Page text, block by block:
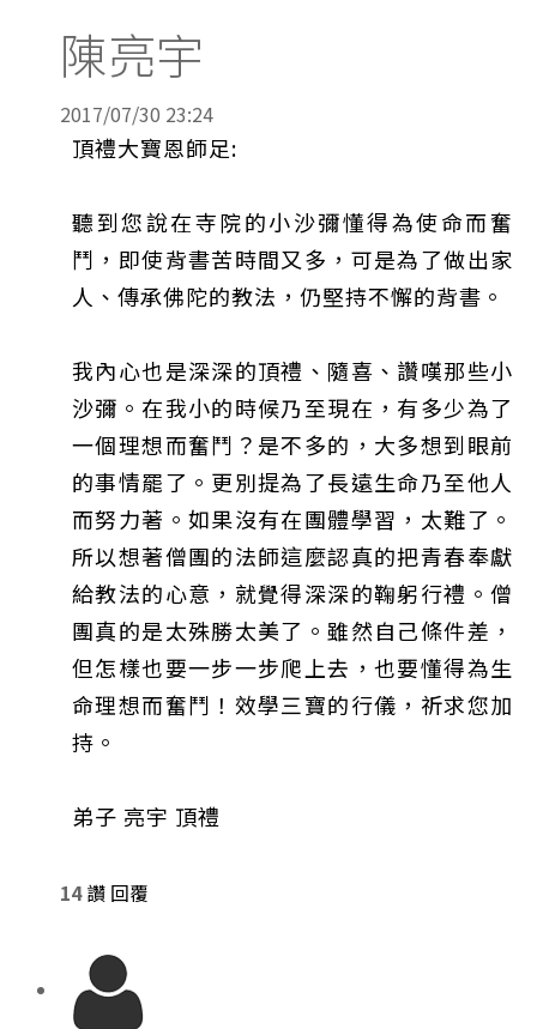
陳亮宇
2017/07/30 23:24
頂禮大寶恩師足:
聽到您說在寺院的小沙彌懂得為使命而奮
鬥，即使背書苦時間又多，可是為了做出家
人、傳承佛陀的教法，仍堅持不懈的背書。
我內心也是深深的頂禮、隨喜、讚嘆那些小
沙彌。在我小的時候乃至現在，有多少為了
一個理想而奮鬥？是不多的，大多想到眼前
的事情罷了。更別提為了長遠生命乃至他人
而努力著。如果沒有在團體學習，太難了。
所以想著僧團的法師這麼認真的把青春奉獻
給教法的心意，就覺得深深的鞠躬行禮。僧
團真的是太殊勝太美了。雖然自己條件差，
但怎樣也要一步一步爬上去，也要懂得為生
命理想而奮鬥！效學三寶的行儀，祈求您加
持。
弟子 亮宇 頂禮
14 讚 回覆